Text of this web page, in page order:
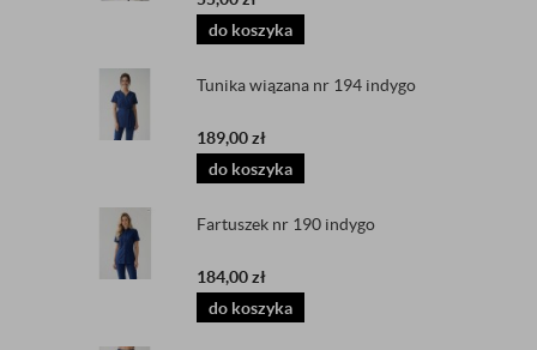
do koszyka
Tunika wiązana nr 194 indygo
189,00zł
do koszyka
Fartuszek nr 190 indygo
184,00zł
do koszyka